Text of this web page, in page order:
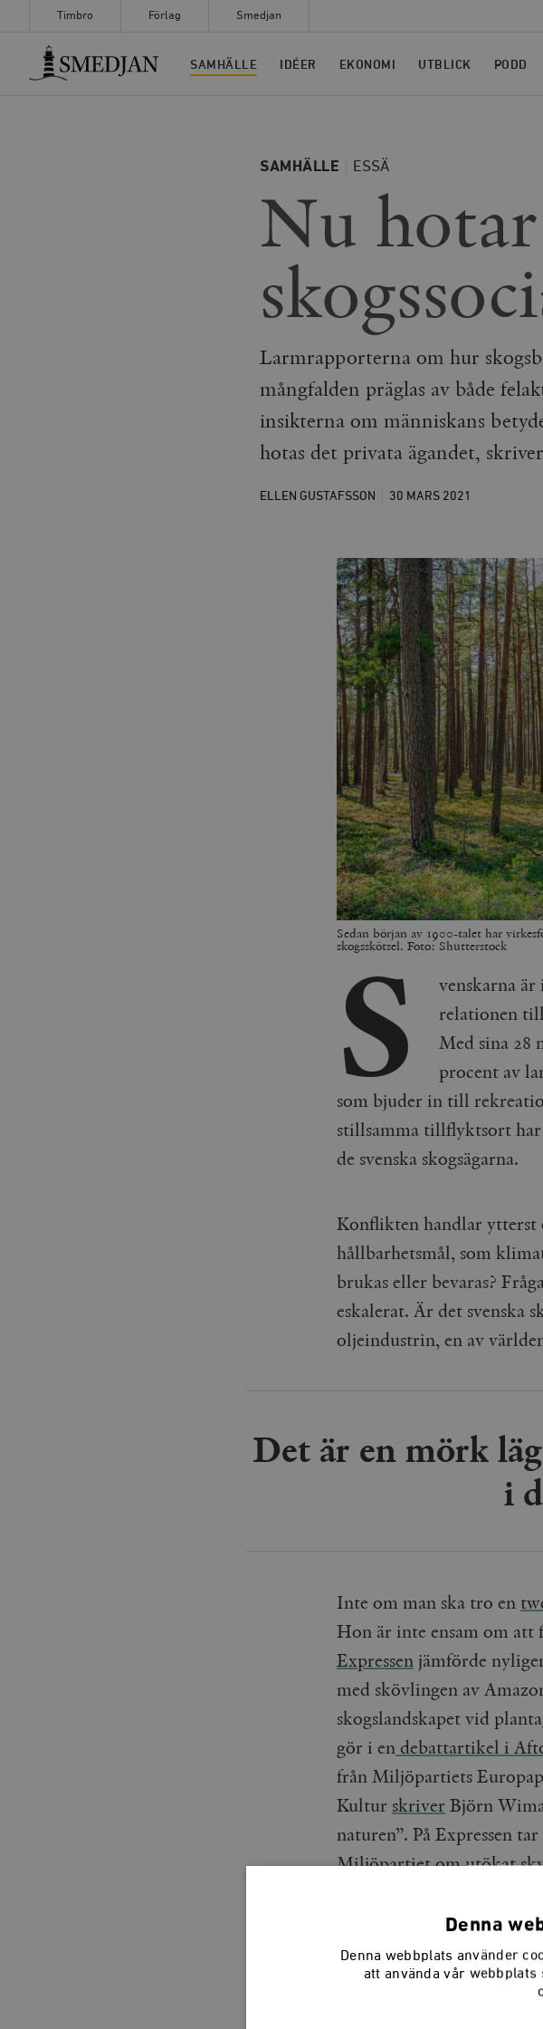
Timbro Förlag Smedjan
Timbro
SAMHÄLLE IDÉER EKONOMI UTBLICK PODD
SAMHÄLLE ESSÄ
Nu hotar
Larmrapporterna om hur
mångfalden präglas av både
insikterna om människans
hotas det privata ägandet,
ELLEN GUSTAFSSON 30 MARS 2021
Sedan början av 1900-talet har
skogsskötsel. Foto: Shutterstock
S
venskarna
relationen
Med sina 28
procent av
som bjuder in till
stillsamma tillflyktsort
de svenska skogsägarna.
Konflikten handlar ytterst
hållbarhetsmål, som
brukas eller bevaras?
eskalerat. Är det svenska
oljeindustrin, en av
Det är en mörk
i
Inte om man ska tro en
Hon är inte ensam om att
Expressen jämförde
med skövlingen av
skogslandskapet vid
gör i en debattartikel i
från Miljöpartiets
Kultur skriver Björn
naturen”. På Expressen
Miljöpartiet om utökat
Denna
Denna webbplats använder
att använda vår